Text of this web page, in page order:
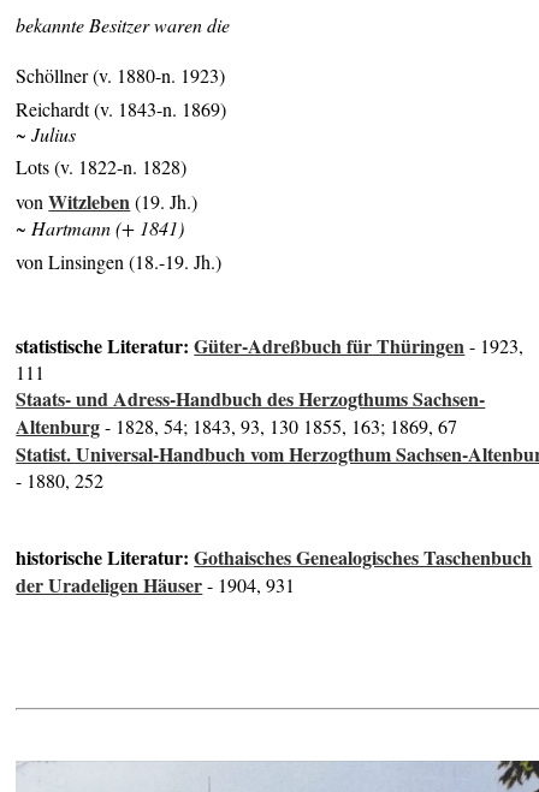
bekannte Besitzer waren die
Schöllner (v. 1880-n. 1923)
Reichardt (v. 1843-n. 1869)
~ Julius
Lots (v. 1822-n. 1828)
vonWitzleben(19. Jh.)
~ Hartmann (+ 1841)
von Linsingen (18.-19. Jh.)
statistische Literatur:Güter-Adreßbuch für Thüringen- 1923,
111
Staats- und Adress-Handbuch des Herzogthums Sachsen-
Altenburg- 1828, 54; 1843, 93, 130 1855, 163; 1869, 67
Statist. Universal-Handbuch vom Herzogthum Sachsen-
- 1880, 252
historische Literatur:Gothaisches Genealogisches Taschenbuch
der Uradeligen Häuser- 1904, 931